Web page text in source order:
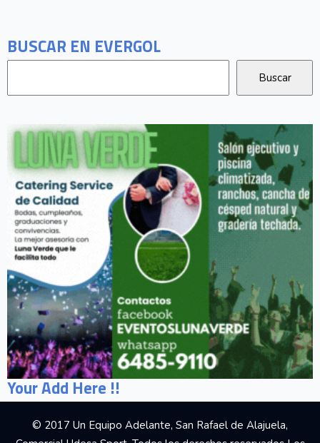
BUSCAR EN EVERGOL
Your Add Here !!
© 2017 Un Equipo Adelante, San Rafael de Alajuela,